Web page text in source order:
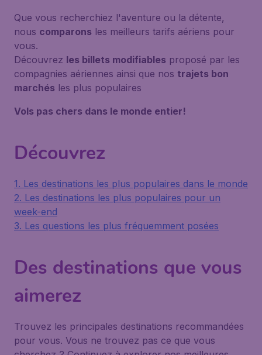
Que vous recherchiez l'aventure ou la détente,
nous comparons les meilleurs tarifs aériens pour
vous.
Découvrez les billets modifiables proposé par les
compagnies aériennes ainsi que nos trajets bon
marchés les plus populaires
Vols pas chers dans le monde entier!
Découvrez
1. Les destinations les plus populaires dans le monde
2. Les destinations les plus populaires pour un
week-end
3. Les questions les plus fréquemment posées
Des destinations que vous
aimerez
Trouvez les principales destinations recommandées
pour vous. Vous ne trouvez pas ce que vous